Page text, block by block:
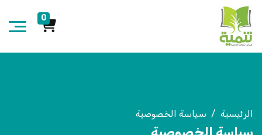
0
الرئيسية سياسة الخصوصية